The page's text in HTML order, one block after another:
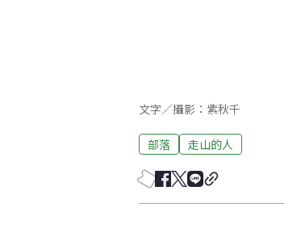
文字／攝影：紫秋千
部落 走山的人